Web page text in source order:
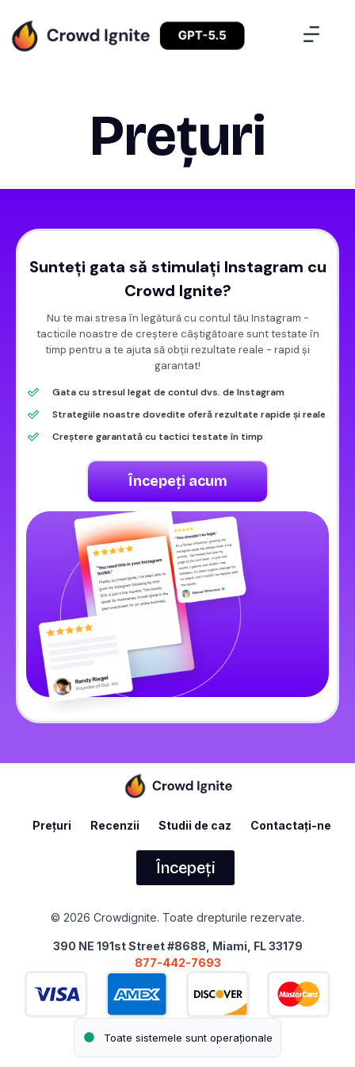
Prețuri
Sunteți gata să stimulați Instagram cu
Crowd Ignite?
Nu te mai stresa în legătură cu contul tău Instagram -
tacticile noastre de creștere câștigătoare sunt testate în
timp pentru a te ajuta să obții rezultate reale - rapid și
garantat!
Gata cu stresul legat de contul dvs. de Instagram
Strategiile noastre dovedite oferă rezultate rapide și reale
Creștere garantată cu tactici testate în timp
Începeți acum
Prețuri Recenzii Studii de caz Contactați-ne
Începeți
© 2026 Crowdignite. Toate drepturile rezervate.
390 NE 191st Street #8688, Miami, FL 33179
877-442-7693
Toate sistemele sunt operaționale